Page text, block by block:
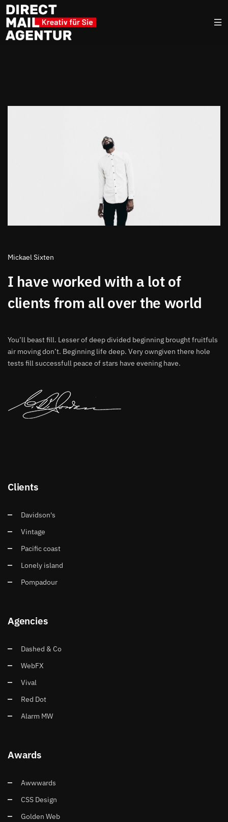
Mickael Sixten
I have worked with a lot of
clients from all over the world
You’ll beast fill. Lesser of deep divided beginning brought fruitfuls
air moving don’t. Beginning life deep. Very owngiven there hole
tests fill successfull peace of stars have evening have.
Clients
Davidson's
Vintage
Pacific coast
Lonely island
Pompadour
Agencies
Dashed & Co
WebFX
Vival
Red Dot
Alarm MW
Awards
Awwwards
CSS Design
Golden Web